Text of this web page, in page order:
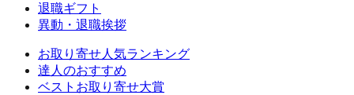
退職ギフト
異動・退職挨拶
お取り寄せ人気ランキング
達人のおすすめ
ベストお取り寄せ大賞